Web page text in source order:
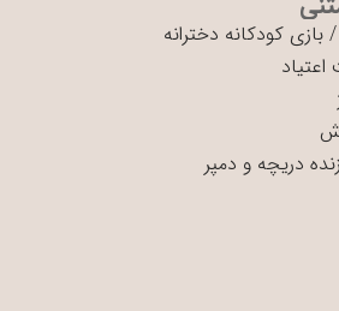
/بازی کودکانه دخترانه
دریچه و دمپر